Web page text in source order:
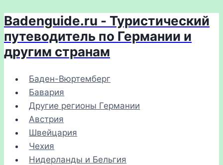
Перейти
к
содержимому
Badenguide.ru - Туристический
путеводитель по Германии и
другим странам
Баден-Вюртемберг
Бавария
Другие регионы Германии
Австрия
Швейцария
Чехия
Нидерланды и Бельгия